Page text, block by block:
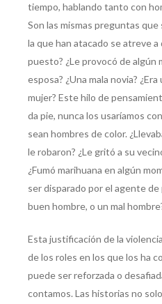
tiempo, hablando tanto con
Son las mismas preguntas
la que han atacado se atreve
puesto? ¿Le provocó de algún
esposa? ¿Una mala novia?
mujer? Este hilo de
da pie, nunca los usaríamos
sean hombres de color.
le robaron? ¿Le gritó a su
¿Fumó marihuana en algún
ser disparado por el agente de
buen hombre, o un mal
Esta justificación de la
de los roles en los que los ha
puede ser reforzada o
contamos. Las historias no